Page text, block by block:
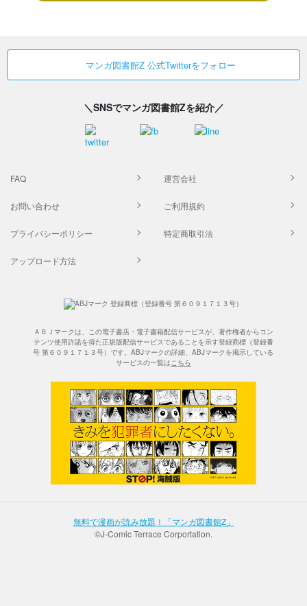
マンガ図書館Z 公式Twitterをフォロー
＼SNSでマンガ図書館Zを紹介／
FAQ 運営会社
お問い合わせ ご利用規約
プライバシーポリシー 特定商取引法
アップロード方法
ＡＢＪマークは、この電子書店・電子書籍配信サービスが、著作権者からコン
テンツ使用許諾を得た正規版配信サービスであることを示す登録商標（登録番
号 第６０９１７１３号）です。ABJマークの詳細、ABJマークを掲示している
サービスの一覧はこちら
無料で漫画が読み放題！「マンガ図書館Z」
©J-Comic Terrace Corportation.